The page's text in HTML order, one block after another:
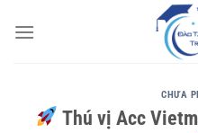
qua
CHƯA
Thú vị Acc